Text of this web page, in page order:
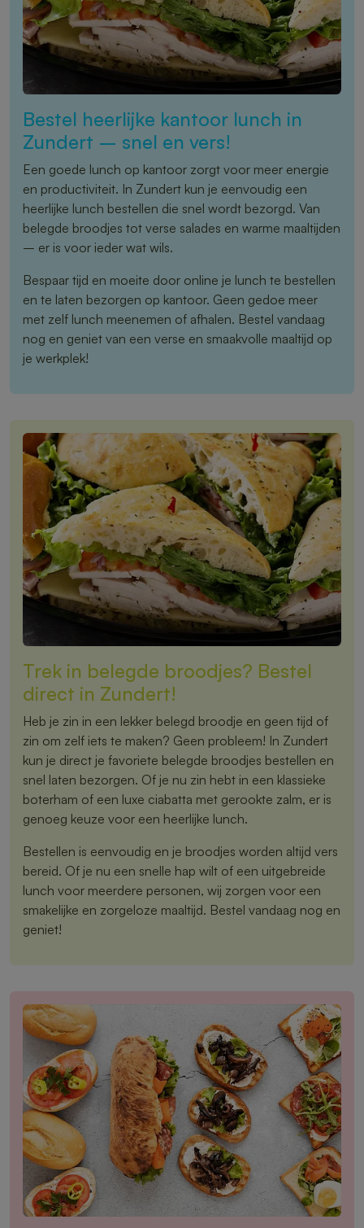
Bestel heerlijke kantoor lunch in
Zundert – snel en vers!
Een goede lunch op kantoor zorgt voor meer energie
en productiviteit. In Zundert kun je eenvoudig een
heerlijke lunch bestellen die snel wordt bezorgd. Van
belegde broodjes tot verse salades en warme maaltijden
– er is voor ieder wat wils.
Bespaar tijd en moeite door online je lunch te bestellen
en te laten bezorgen op kantoor. Geen gedoe meer
met zelf lunch meenemen of afhalen. Bestel vandaag
nog en geniet van een verse en smaakvolle maaltijd op
je werkplek!
Trek in belegde broodjes? Bestel
direct in Zundert!
Heb je zin in een lekker belegd broodje en geen tijd of
zin om zelf iets te maken? Geen probleem! In Zundert
kun je direct je favoriete belegde broodjes bestellen en
snel laten bezorgen. Of je nu zin hebt in een klassieke
boterham of een luxe ciabatta met gerookte zalm, er is
genoeg keuze voor een heerlijke lunch.
Bestellen is eenvoudig en je broodjes worden altijd vers
bereid. Of je nu een snelle hap wilt of een uitgebreide
lunch voor meerdere personen, wij zorgen voor een
smakelijke en zorgeloze maaltijd. Bestel vandaag nog en
geniet!